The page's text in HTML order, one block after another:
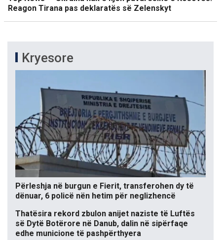
Reagon Tirana pas deklaratës së Zelenskyt
Kryesore
Përleshja në burgun e Fierit, transferohen dy të
dënuar, 6 policë nën hetim për neglizhencë
Thatësira rekord zbulon anijet naziste të Luftës
së Dytë Botërore në Danub, dalin në sipërfaqe
edhe municione të pashpërthyera